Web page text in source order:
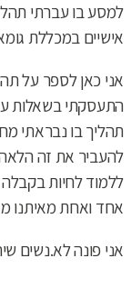
למסע בו עברתי
אישיים במכללת
אני כאן לספר על
התעסקתי בשאלות
תהליך בו נבראתי
להעביר את זה
ללמוד לחיות
אחד ואחת מאיתנו
אני פונה לא.נשים